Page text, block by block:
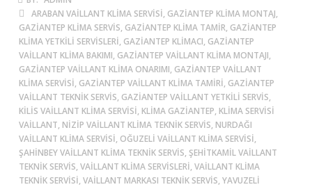
ARABAN VAILLANT KLIMA SERVISI, GAZIANTEP KLIMA MONTAJ,
GAZIANTEP KLIMA SERVIS, GAZIANTEP KLIMA TAMIR, GAZIANTEP
KLIMA YETKILI SERVISLERI, GAZIANTEP KLIMACI, GAZIANTEP
VAILLANT KLIMA BAKIMI, GAZIANTEP VAILLANT KLIMA MONTAJI,
GAZIANTEP VAILLANT KLIMA ONARIMI, GAZIANTEP VAILLANT
KLIMA SERVISI, GAZIANTEP VAILLANT KLIMA TAMIRI, GAZIANTEP
VAILLANT TEKNIK SERVIS, GAZIANTEP VAILLANT YETKILI SERVIS,
KILIS VAILLANT KLIMA SERVISI, KLIMA GAZIANTEP, KLIMA SERVISI
VAILLANT, NIZIP VAILLANT KLIMA TEKNIK SERVIS, NURDAĞI
VAILLANT KLIMA SERVISI, OĞUZELI VAILLANT KLIMA SERVISI,
ŞAHINBEY VAILLANT KLIMA TEKNIK SERVIS, ŞEHITKAMIL VAILLANT
TEKNIK SERVIS, VAILLANT KLIMA SERVISLERI, VAILLANT KLIMA
TEKNIK SERVISI, VAILLANT MARKASI TEKNIK SERVIS, YAVUZELI